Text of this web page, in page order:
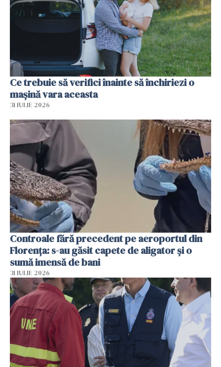
Ce trebuie să verifici înainte să închiriezi o
mașină vara aceasta
31 IULIE 2026
Controale fără precedent pe aeroportul din
Florența: s-au găsit capete de aligator și o
sumă imensă de bani
31 IULIE 2026